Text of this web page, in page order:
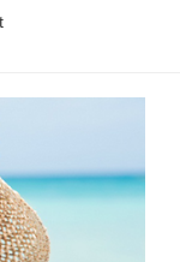
không thể bỏ